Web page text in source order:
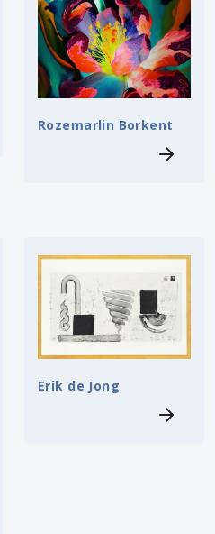
Rozemarlin Borkent
Erik de Jong